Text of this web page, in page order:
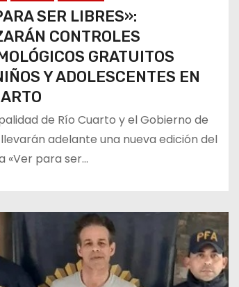
SER LIBRES»:
CONTROLES
GRATUITOS
Y ADOLESCENTES EN
de Río Cuarto y el Gobierno de
adelante una nueva edición del
«Ver para ser…